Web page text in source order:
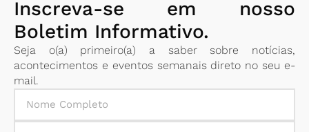
Inscreva-se em nosso
Boletim Informativo.
Seja o(a) primeiro(a) a saber sobre notícias,
acontecimentos e eventos semanais direto no seu e-
mail.